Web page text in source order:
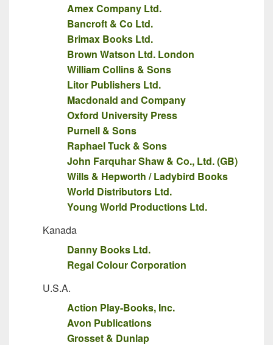
Amex Company Ltd.
Bancroft & Co Ltd.
Brimax Books Ltd.
Brown Watson Ltd. London
William Collins & Sons
Litor Publishers Ltd.
Macdonald and Company
Oxford University Press
Purnell & Sons
Raphael Tuck & Sons
John Farquhar Shaw & Co., Ltd. (GB)
Wills & Hepworth / Ladybird Books
World Distributors Ltd.
Young World Productions Ltd.
Kanada
Danny Books Ltd.
Regal Colour Corporation
U.S.A.
Action Play-Books, Inc.
Avon Publications
Grosset & Dunlap